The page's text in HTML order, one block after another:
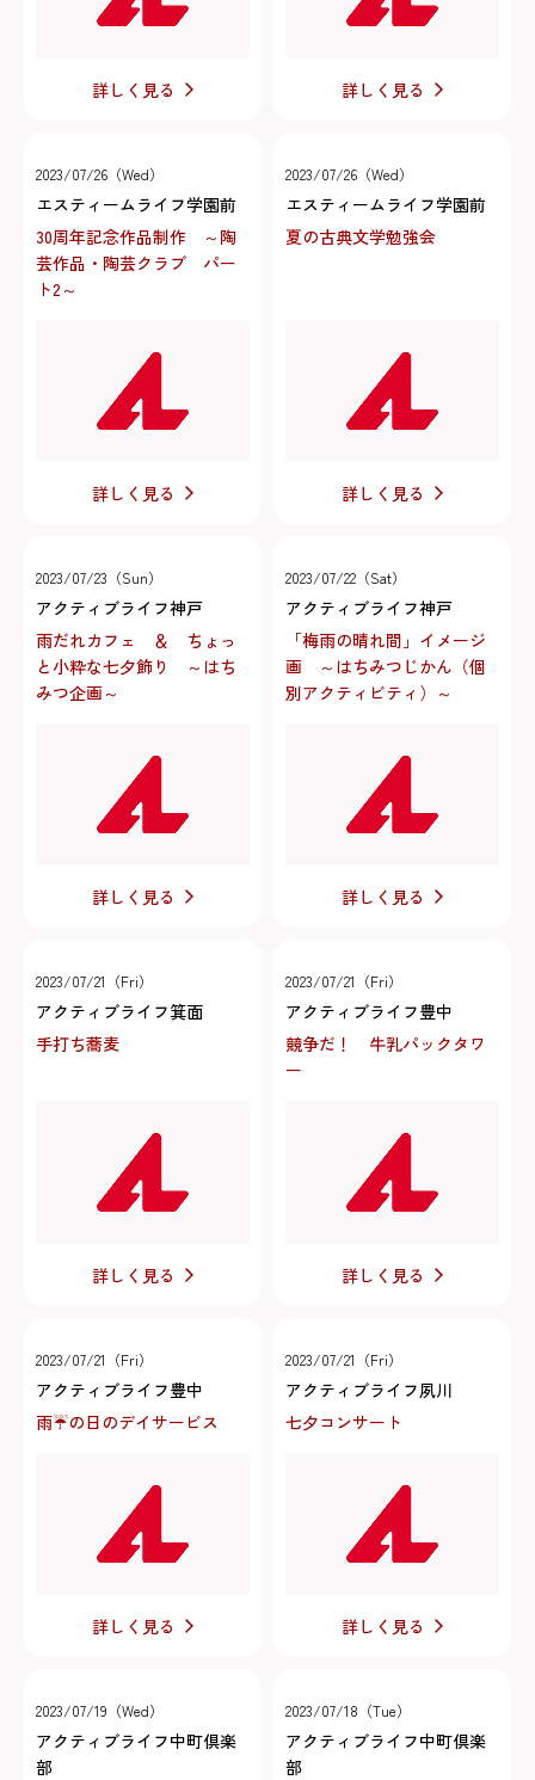
詳しく見る 詳しく見る
2023/07/26（Wed）
エスティームライフ学園前
30周年記念作品制作 ～陶
芸作品・陶芸クラブ パー
ト2～
詳しく見る
2023/07/26（Wed）
エスティームライフ学園前
夏の古典文学勉強会
詳しく見る
2023/07/23（Sun）
アクティブライフ神戸
雨だれカフェ ＆ ちょっ
と小粋な七夕飾り ～はち
みつ企画～
詳しく見る
2023/07/22（Sat）
アクティブライフ神戸
「梅雨の晴れ間」イメージ
画 ～はちみつじかん（個
別アクティビティ）～
詳しく見る
2023/07/21（Fri）
アクティブライフ箕面
手打ち蕎麦
詳しく見る
2023/07/21（Fri）
アクティブライフ豊中
競争だ！ 牛乳パックタワ
ー
詳しく見る
2023/07/21（Fri）
アクティブライフ豊中
雨☔の日のデイサービス
詳しく見る
2023/07/21（Fri）
アクティブライフ夙川
七夕コンサート
詳しく見る
2023/07/19（Wed）
アクティブライフ中町倶楽
部
2023/07/18（Tue）
アクティブライフ中町倶楽
部